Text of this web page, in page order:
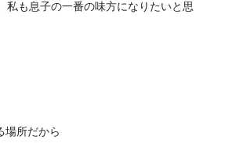
私も息子の一番の味方になりたいと思
場所だから